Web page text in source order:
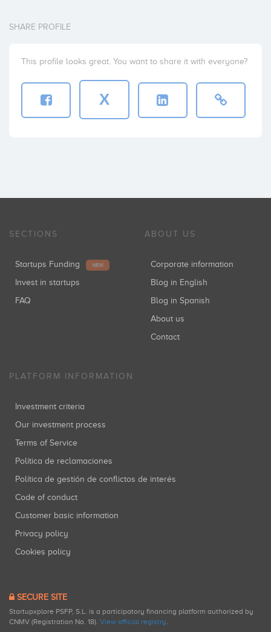
SHARE PROFILE
This profile looks great. You want to share it with everyone?
X
SECTIONS
Startups Funding NEW
Invest in startups
FAQ
ABOUT US
Corporate information
Blog in English
Blog in Spanish
About us
Contact
PLATFORM INFORMATION
Investment criteria
Our investment process
Terms of Service
Política de reclamaciones
Política de gestión de conflictos de interés
Code of conduct
Customer basic information
Privacy policy
Cookies policy
SECURE SITE
Startupxplore PSFP, S.L. is a participatory financing platform authorized by
CNMV (Registration No. 18). View official registry.